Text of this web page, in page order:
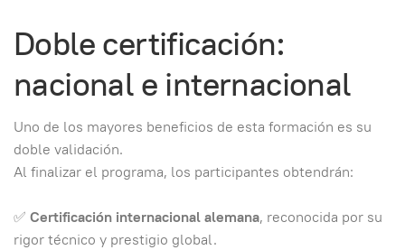
Doble certificación:
nacional e internacional
Uno de los mayores beneficios de esta formación es su
doble validación.
Al finalizar el programa, los participantes obtendrán:
✅ Certificación internacional alemana, reconocida por su
rigor técnico y prestigio global.